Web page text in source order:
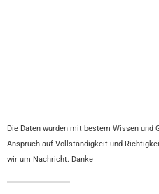
Die Daten wurden mit bestem Wissen und
Anspruch auf Vollständigkeit und
wir um Nachricht. Danke